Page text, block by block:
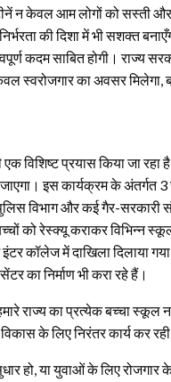
न केवल आम लोगों को सस्ती और
की दिशा में भी सशक्त
कदम साबित होगी। राज्य
स्वरोजगार का अवसर मिलेगा,
एक विशिष्ट प्रयास किया जा
इस कार्यक्रम के अंतर्गत
पुलिस विभाग और कई गैर-
को रेस्क्यू कराकर विभिन्न
कॉलेज में दाखिला दिलाया
का निर्माण भी करा रहे हैं।
राज्य का प्रत्येक बच्चा स्कूल
के लिए निरंतर कार्य कर
हो, या युवाओं के लिए